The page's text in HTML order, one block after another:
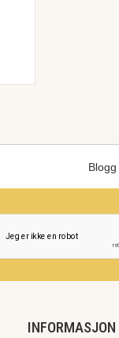
Blogg
INFORMASJON